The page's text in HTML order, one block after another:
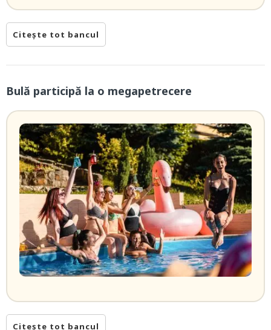
Citește tot bancul
Bulă participă la o megapetrecere
Citește tot bancul